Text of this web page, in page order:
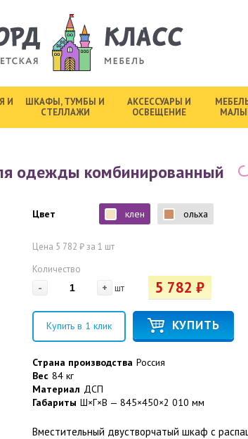
И
ШКАФЫ, ТУМБЫ И
СТЕЛЛАЖИ
АКСЕССУАРЫ И
ОСВЕЩЕНИЕ
одежды комбинированный
Цвет клен ольха
Цена 5 782 ₽ за 1 шт
Количество
- + шт 5 782 ₽
Купить в 1 клик КУПИТЬ
Страна производства Россия
Вес 84 кг
Материал ДСП
Габариты Ш×Г×В — 845×450×2 010 мм
Вместительный двустворчатый шкаф с